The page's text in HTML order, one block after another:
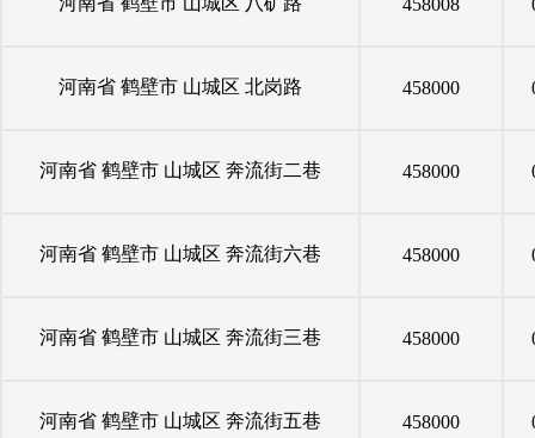
458008
河南省 鹤壁市 山城区 北岗路 458000
河南省 鹤壁市 山城区 奔流街二巷 458000
河南省 鹤壁市 山城区 奔流街六巷 458000
河南省 鹤壁市 山城区 奔流街三巷 458000
河南省 鹤壁市 山城区 奔流街五巷 458000